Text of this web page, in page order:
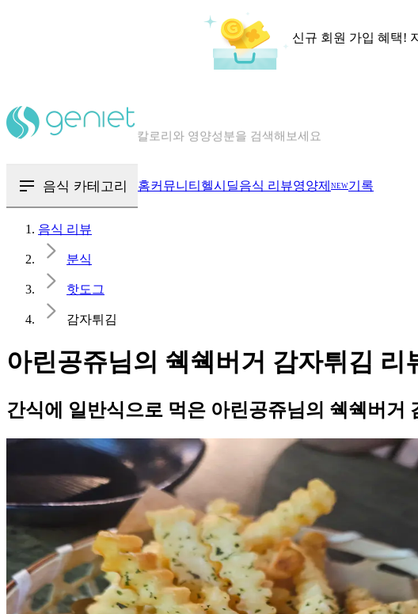
신규 회원 가입 혜택!
칼로리와 영양성분을 검색해보세요
음식 카테고리 홈커뮤니티 헬시딜음식 리뷰영양제 NEW기록
음식 리뷰
분식
핫도그
감자튀김
아린공쥬님의 쉑쉑버거 감자튀김 리
간식에 일반식으로 먹은 아린공쥬님의 쉑쉑버거